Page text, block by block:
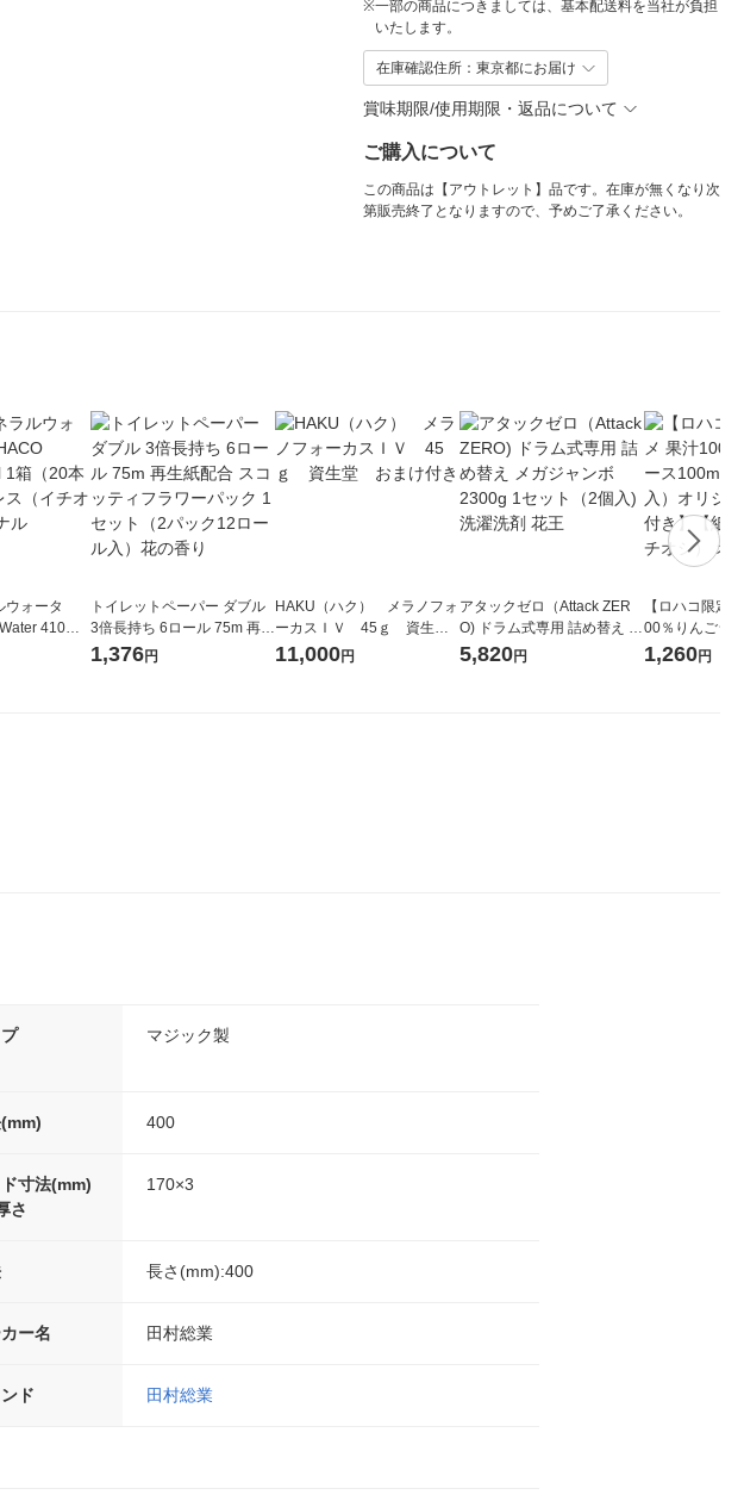
※一部の商品につきましては、基本配送料を当社が負担
いたします。
在庫確認住所：東京都にお届け
賞味期限/使用期限・返品について
ご購入について
この商品は【アウトレット】品です。在庫が無くなり次
第販売終了となりますので、予めご了承ください。
ウォータ
410ml
ベルレス
トイレットペーパー ダブル
3倍長持ち 6ロール 75m 再生
紙配合 スコッティフラワー
1,376円
HAKU（ハク） メラノフォ
ーカスＩＶ 45ｇ 資生
堂 おまけ付き
11,000円
アタックゼロ（Attack ZER
O) ドラム式専用 詰め替え メ
ガジャンボ 2300g 1セット
5,820円
【ロハコ限定
00％りんごジ
箱（18本入）
1,260円
マジック製
400
寸法(mm)
さ
170×3
長さ(mm):400
ー名 田村総業
ド 田村総業